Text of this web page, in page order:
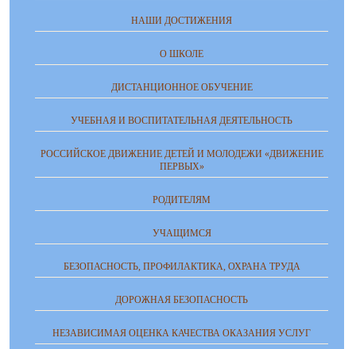
НАШИ ДОСТИЖЕНИЯ
О ШКОЛЕ
ДИСТАНЦИОННОЕ ОБУЧЕНИЕ
УЧЕБНАЯ И ВОСПИТАТЕЛЬНАЯ ДЕЯТЕЛЬНОСТЬ
РОССИЙСКОЕ ДВИЖЕНИЕ ДЕТЕЙ И МОЛОДЕЖИ «ДВИЖЕНИЕ
ПЕРВЫХ»
РОДИТЕЛЯМ
УЧАЩИМСЯ
БЕЗОПАСНОСТЬ, ПРОФИЛАКТИКА, ОХРАНА ТРУДА
ДОРОЖНАЯ БЕЗОПАСНОСТЬ
НЕЗАВИСИМАЯ ОЦЕНКА КАЧЕСТВА ОКАЗАНИЯ УСЛУГ